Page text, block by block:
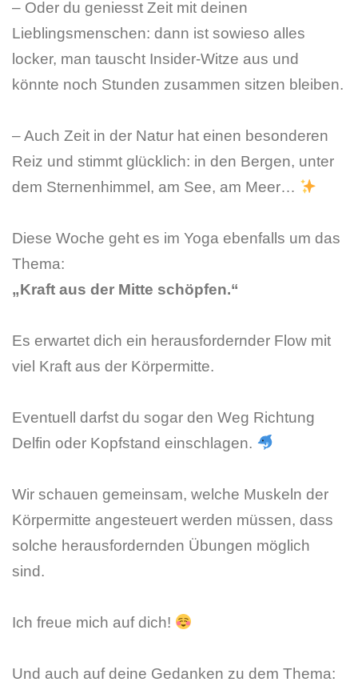
– Oder du geniesst Zeit mit deinen
Lieblingsmenschen: dann ist sowieso alles
locker, man tauscht Insider-Witze aus und
könnte noch Stunden zusammen sitzen bleiben.
– Auch Zeit in der Natur hat einen besonderen
Reiz und stimmt glücklich: in den Bergen, unter
dem Sternenhimmel, am See, am Meer…
Diese Woche geht es im Yoga ebenfalls um das
Thema:
„Kraft aus der Mitte schöpfen.“
Es erwartet dich ein herausfordernder Flow mit
viel Kraft aus der Körpermitte.
Eventuell darfst du sogar den Weg Richtung
Delfin oder Kopfstand einschlagen.
Wir schauen gemeinsam, welche Muskeln der
Körpermitte angesteuert werden müssen, dass
solche herausfordernden Übungen möglich
sind.
Ich freue mich auf dich!
Und auch auf deine Gedanken zu dem Thema: